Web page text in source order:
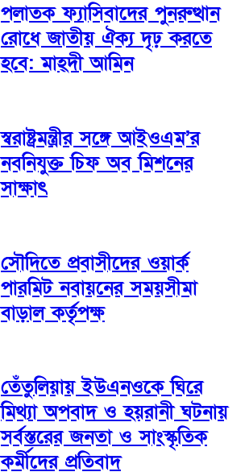
পলাতক ফ্যাসিবাদের পুনরুত্থান
রোধে জাতীয় ঐক্য দৃঢ় করতে
হবে: মাহ্দী আমিন
স্বরাষ্ট্রমন্ত্রীর সঙ্গে আইওএম’র
নবনিযুক্ত চিফ অব মিশনের
সাক্ষাৎ
সৌদিতে প্রবাসীদের ওয়ার্ক
পারমিট নবায়নের সময়সীমা
বাড়াল কর্তৃপক্ষ
তেঁতুলিয়ায় ইউএনওকে ঘিরে
মিথ্যা অপবাদ ও হয়রানী ঘটনায়
সর্বস্তরের জনতা ও সাংস্কৃতিক
কর্মীদের প্রতিবাদ